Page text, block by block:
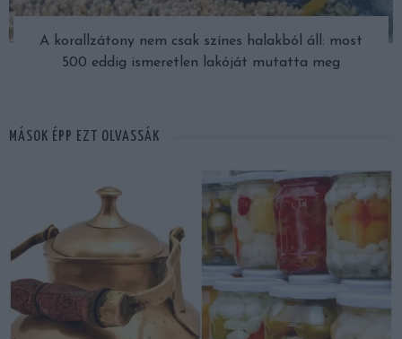
A korallzátony nem csak színes halakból áll: most
500 eddig ismeretlen lakóját mutatta meg
MÁSOK ÉPP EZT OLVASSÁK